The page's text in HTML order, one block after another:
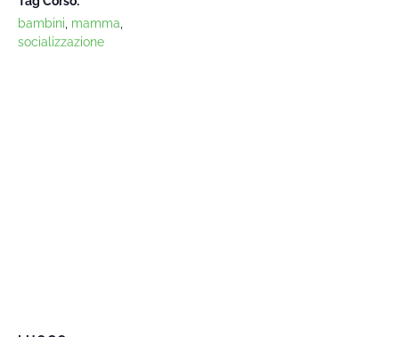
bambini mamma
socializzazione